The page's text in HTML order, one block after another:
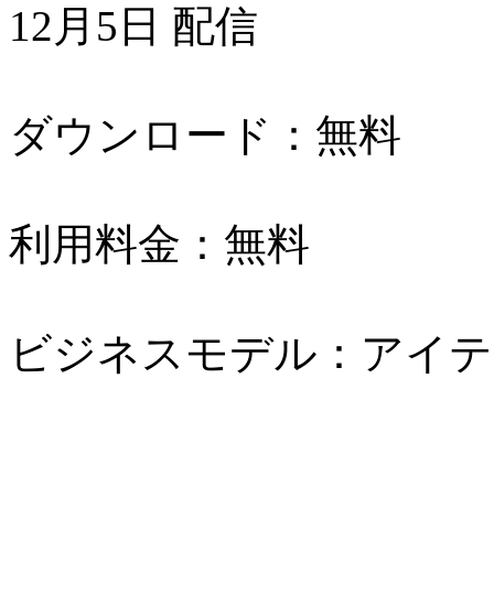
12月5日 配信
ダウンロード：無料
利用料金：無料
ビジネスモデル：アイ